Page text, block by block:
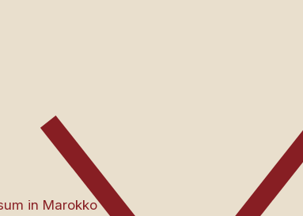
in Marokko